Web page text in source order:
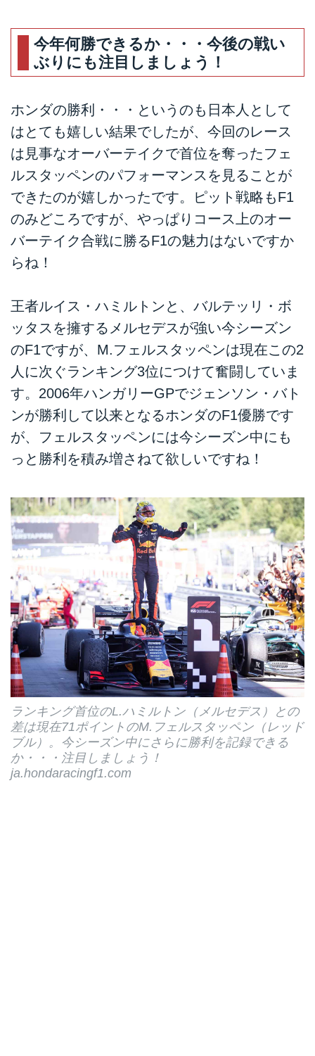
今年何勝できるか・・・今後の戦い
ぶりにも注目しましょう！
ホンダの勝利・・・というのも日本人として
はとても嬉しい結果でしたが、今回のレース
は見事なオーバーテイクで首位を奪ったフェ
ルスタッペンのパフォーマンスを見ることが
できたのが嬉しかったです。ピット戦略もF1
のみどころですが、やっぱりコース上のオー
バーテイク合戦に勝るF1の魅力はないですか
らね！
王者ルイス・ハミルトンと、バルテッリ・ボ
ッタスを擁するメルセデスが強い今シーズン
のF1ですが、M.フェルスタッペンは現在この2
人に次ぐランキング3位につけて奮闘していま
す。2006年ハンガリーGPでジェンソン・バト
ンが勝利して以来となるホンダのF1優勝です
が、フェルスタッペンには今シーズン中にも
っと勝利を積み増さねて欲しいですね！
ランキング首位のL.ハミルトン（メルセデス）との
差は現在71ポイントのM.フェルスタッペン（レッド
ブル）。今シーズン中にさらに勝利を記録できる
か・・・注目しましょう！
ja.hondaracingf1.com